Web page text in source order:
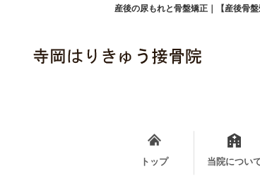
産後の尿もれと骨盤矯正｜【産後骨
トップ 当院につい